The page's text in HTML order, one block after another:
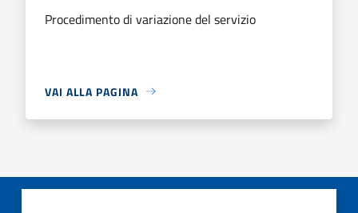
Procedimento di variazione del servizio
VAI ALLA PAGINA